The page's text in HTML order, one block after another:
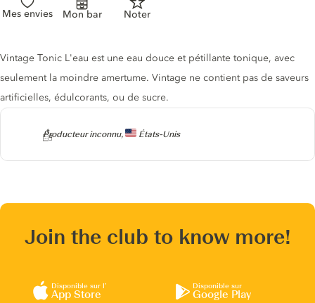
Mes envies Mon bar Noter
Producteur
Producteur inconnu, États-Unis
Description du tonic
Vintage Tonic L'eau est une eau douce et pétillante tonique, avec
seulement la moindre amertume. Vintage ne contient pas de saveurs
artificielles, édulcorants, ou de sucre.
Join the club to know more!
Disponible sur l’
App Store
Disponible sur
Google Play